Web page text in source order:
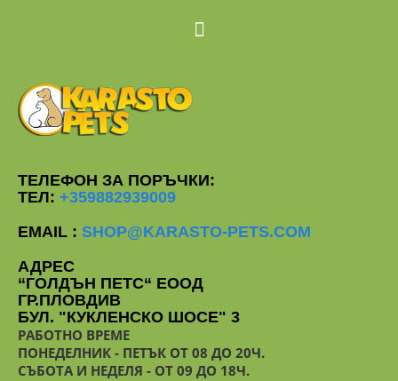
ТЕЛЕФОН ЗА ПОРЪЧКИ:
ТЕЛ: +359882939009
EMAIL : SHOP@KARASTO-PETS.COM
АДРЕС
“ГОЛДЪН ПЕТС“ ЕООД
ГР.ПЛОВДИВ
БУЛ. "КУКЛЕНСКО ШОСЕ" 3
РАБОТНО ВРЕМЕ
ПОНЕДЕЛНИК - ПЕТЪК ОТ 08 ДО 20Ч.
СЪБОТА И НЕДЕЛЯ - ОТ 09 ДО 18Ч.